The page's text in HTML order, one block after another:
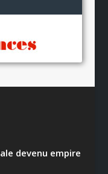
devenu empire